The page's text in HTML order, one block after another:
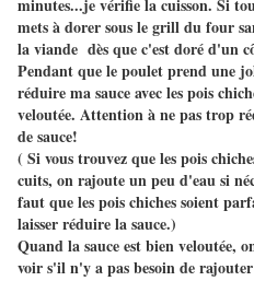
minutes...je vérifie la cuisson. Si
mets à dorer sous le grill du four
la viande dès que c'est doré d'un
Pendant que le poulet prend une
réduire ma sauce avec les pois
veloutée. Attention à ne pas trop
de sauce!
( Si vous trouvez que les pois
cuits, on rajoute un peu d'eau si
faut que les pois chiches soient
laisser réduire la sauce.)
Quand la sauce est bien veloutée,
voir s'il n'y a pas besoin de rajouter